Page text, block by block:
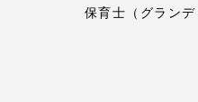
保育士（グラン